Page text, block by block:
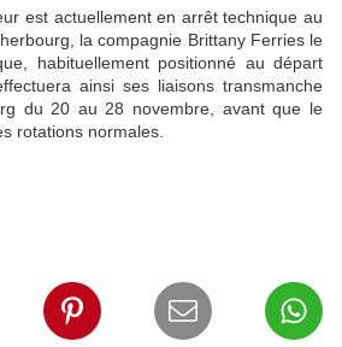
est actuellement en arrêt technique au
la compagnie Brittany Ferries le
habituellement positionné au départ
ainsi ses liaisons transmanche
du 20 au 28 novembre, avant que le
rotations normales.